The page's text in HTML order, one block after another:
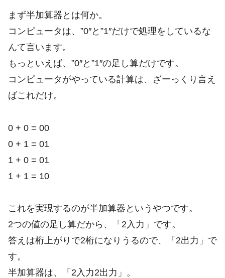
まず半加算器とは何か。
コンピュータは、”0″と”1″だけで処理をしているな
んて言います。
もっといえば、”0″と”1″の足し算だけです。
コンピュータがやっている計算は、ざーっくり言え
ばこれだけ。
0 + 0 = 00
0 + 1 = 01
1 + 0 = 01
1 + 1 = 10
これを実現するのが半加算器というやつです。
2つの値の足し算だから、「2入力」です。
答えは桁上がりで2桁になりうるので、「2出力」で
す。
半加算器は、「2入力2出力」。